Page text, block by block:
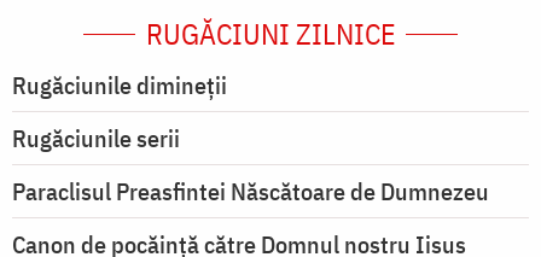
RUGĂCIUNI ZILNICE
Rugăciunile dimineții
Rugăciunile serii
Paraclisul Preasfintei Născătoare de Dumnezeu
Canon de pocăință către Domnul nostru Iisus